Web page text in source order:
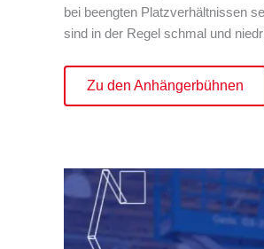
bei beengten Platzverhältnissen
sind in der Regel schmal und
Zu den Anhängerbühnen